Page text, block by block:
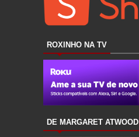
ROXINHO NA TV
DE MARGARET ATWOOD